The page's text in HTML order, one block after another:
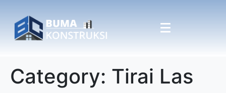
Category: Tirai Las